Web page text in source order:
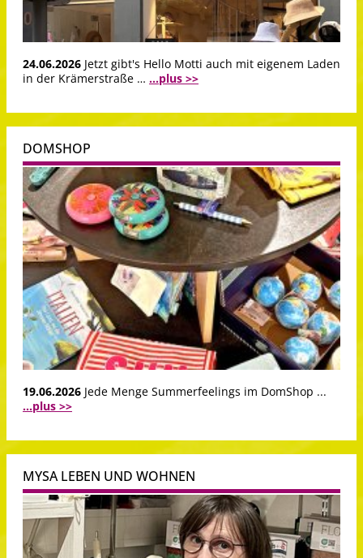
24.06.2026 Jetzt gibt's Hello Motti auch mit eigenem Laden
in der Krämerstraße … ...plus >>
DOMSHOP
19.06.2026 Jede Menge Summerfeelings im DomShop ...
...plus >>
MYSA LEBEN UND WOHNEN